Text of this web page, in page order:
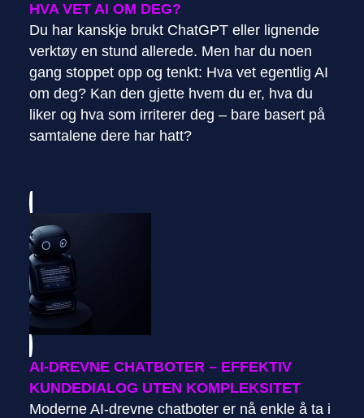
HVA VET AI OM DEG?
Du har kanskje brukt ChatGPT eller lignende
verktøy en stund allerede. Men har du noen
gang stoppet opp og tenkt: Hva vet egentlig AI
om deg? Kan den gjette hvem du er, hva du
liker og hva som irriterer deg – bare basert på
samtalene dere har hatt?
AI-DREVNE CHATBOTER – EFFEKTIV
KUNDEDIALOG UTEN KOMPLEKSITET
Moderne AI-drevne chatboter er nå enkle å ta i